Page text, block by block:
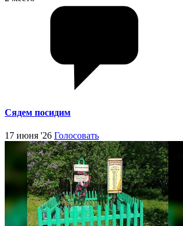
Сядем посидим
17 июня '26 Голосовать